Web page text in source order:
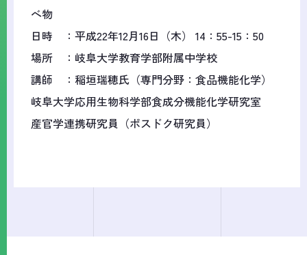
べ物
日時 ：平成22年12月16日（木） 14：55-15：50
場所 ：岐阜大学教育学部附属中学校
講師 ：稲垣瑞穂氏（専門分野：食品機能化学）
岐阜大学応用生物科学部食成分機能化学研究室
産官学連携研究員（ポスドク研究員）